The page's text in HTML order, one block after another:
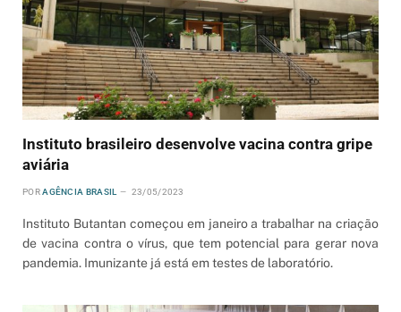
Instituto brasileiro desenvolve vacina contra gripe
aviária
POR AGÊNCIA BRASIL 23/05/2023
Instituto Butantan começou em janeiro a trabalhar na criação
de vacina contra o vírus, que tem potencial para gerar nova
pandemia. Imunizante já está em testes de laboratório.